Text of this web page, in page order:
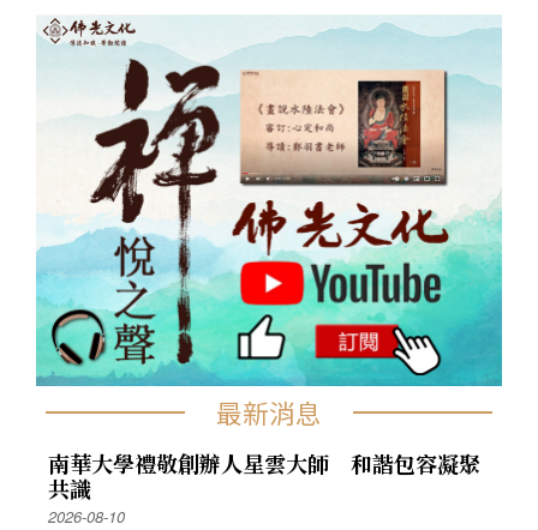
最新消息
南華大學禮敬創辦人星雲大師 和諧包容凝聚
共識
2026-08-10